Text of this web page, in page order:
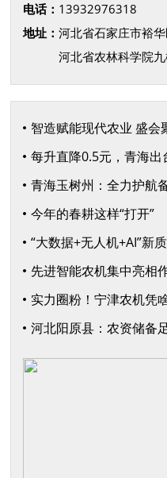
电话： 13932976318
地址：河北省石家庄市裕
河北省农林科学院
智造赋能现代农业 盛
届河北·宁晋（大陆村镇
每升直降0.5元，青海
青海玉树州：全力护航
今年的春耕这样“打开”
“大数据+无人机+AI”新
慧农机解锁丰产密码
先进智能农机集中亮相
实力圈粉！宁津农机凭
河北阳原县：农资储备